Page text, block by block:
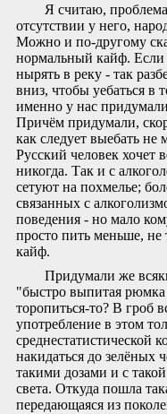
Я считаю,
отсутствии у него,
Можно и по-другому
нормальный кайф. Если
нырять в реку - так
вниз, чтобы уебаться в
именно у нас
Причём придумали,
как следует выебать не
Русский человек хочет
никогда. Так и с
сетуют на похмелье;
связанных с
поведения - но мало
просто пить меньше, не
кайф.
Придумали же
"быстро выпитая рюмка
торопиться-то? В гроб
употребление в этом
среднестатистической
накидаться до зелёных
такими дозами и с
света. Откуда пошла
передающаяся из